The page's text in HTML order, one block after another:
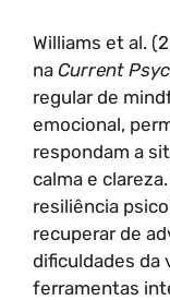
Williams et al.
na Current
regular de
emocional,
respondam a
calma e
resiliência
recuperar de
dificuldades da
ferramentas